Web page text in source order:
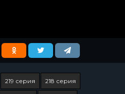
219 серия 218 серия